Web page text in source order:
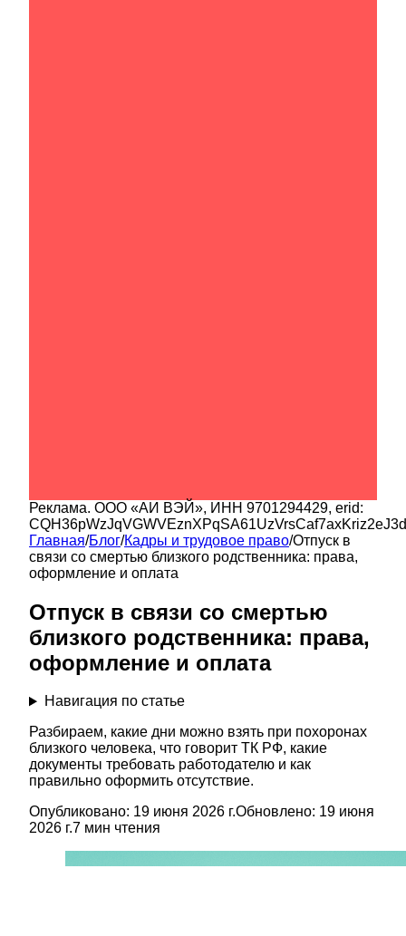
Реклама. ООО «АИ ВЭЙ», ИНН 9701294429, erid:
Главная/Блог/Кадры и трудовое право/Отпуск в
связи со смертью близкого родственника: права,
оформление и оплата
Отпуск в связи со смертью
близкого родственника: права,
оформление и оплата
Навигация по статье
Разбираем, какие дни можно взять при похоронах
близкого человека, что говорит ТК РФ, какие
документы требовать работодателю и как
правильно оформить отсутствие.
Опубликовано: 19 июня 2026 г.Обновлено: 19 июня
2026 г.7 мин чтения